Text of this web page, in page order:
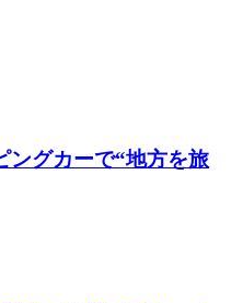
ングカーで“地方を旅